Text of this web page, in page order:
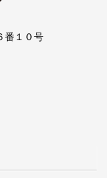
番１０号